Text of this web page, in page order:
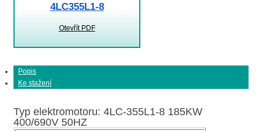
4LC355L1-8
Otevřít PDF
Popis
Ke stažení
Typ elektromotoru: 4LC-355L1-8 185KW
400/690V 50HZ